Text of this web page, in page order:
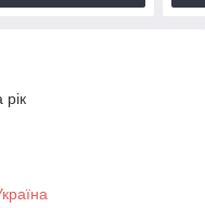
рік